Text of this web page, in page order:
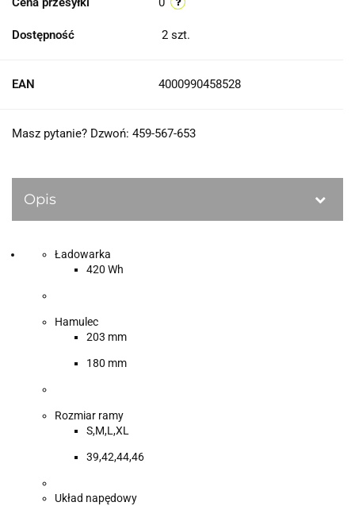
Dostępność 2 szt.
EAN 4000990458528
Masz pytanie? Dzwoń: 459-567-653
Opis
Ładowarka
420 Wh
Hamulec
203 mm
180 mm
Rozmiar ramy
S,M,L,XL
39,42,44,46
Układ napędowy